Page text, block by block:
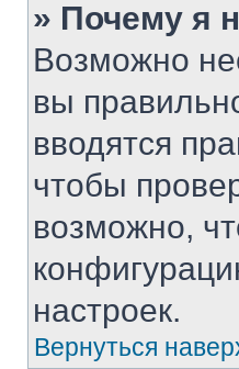
» Почему я
Возможно
вы
вводятся
чтобы
возможно,
настроек.
Вернуться